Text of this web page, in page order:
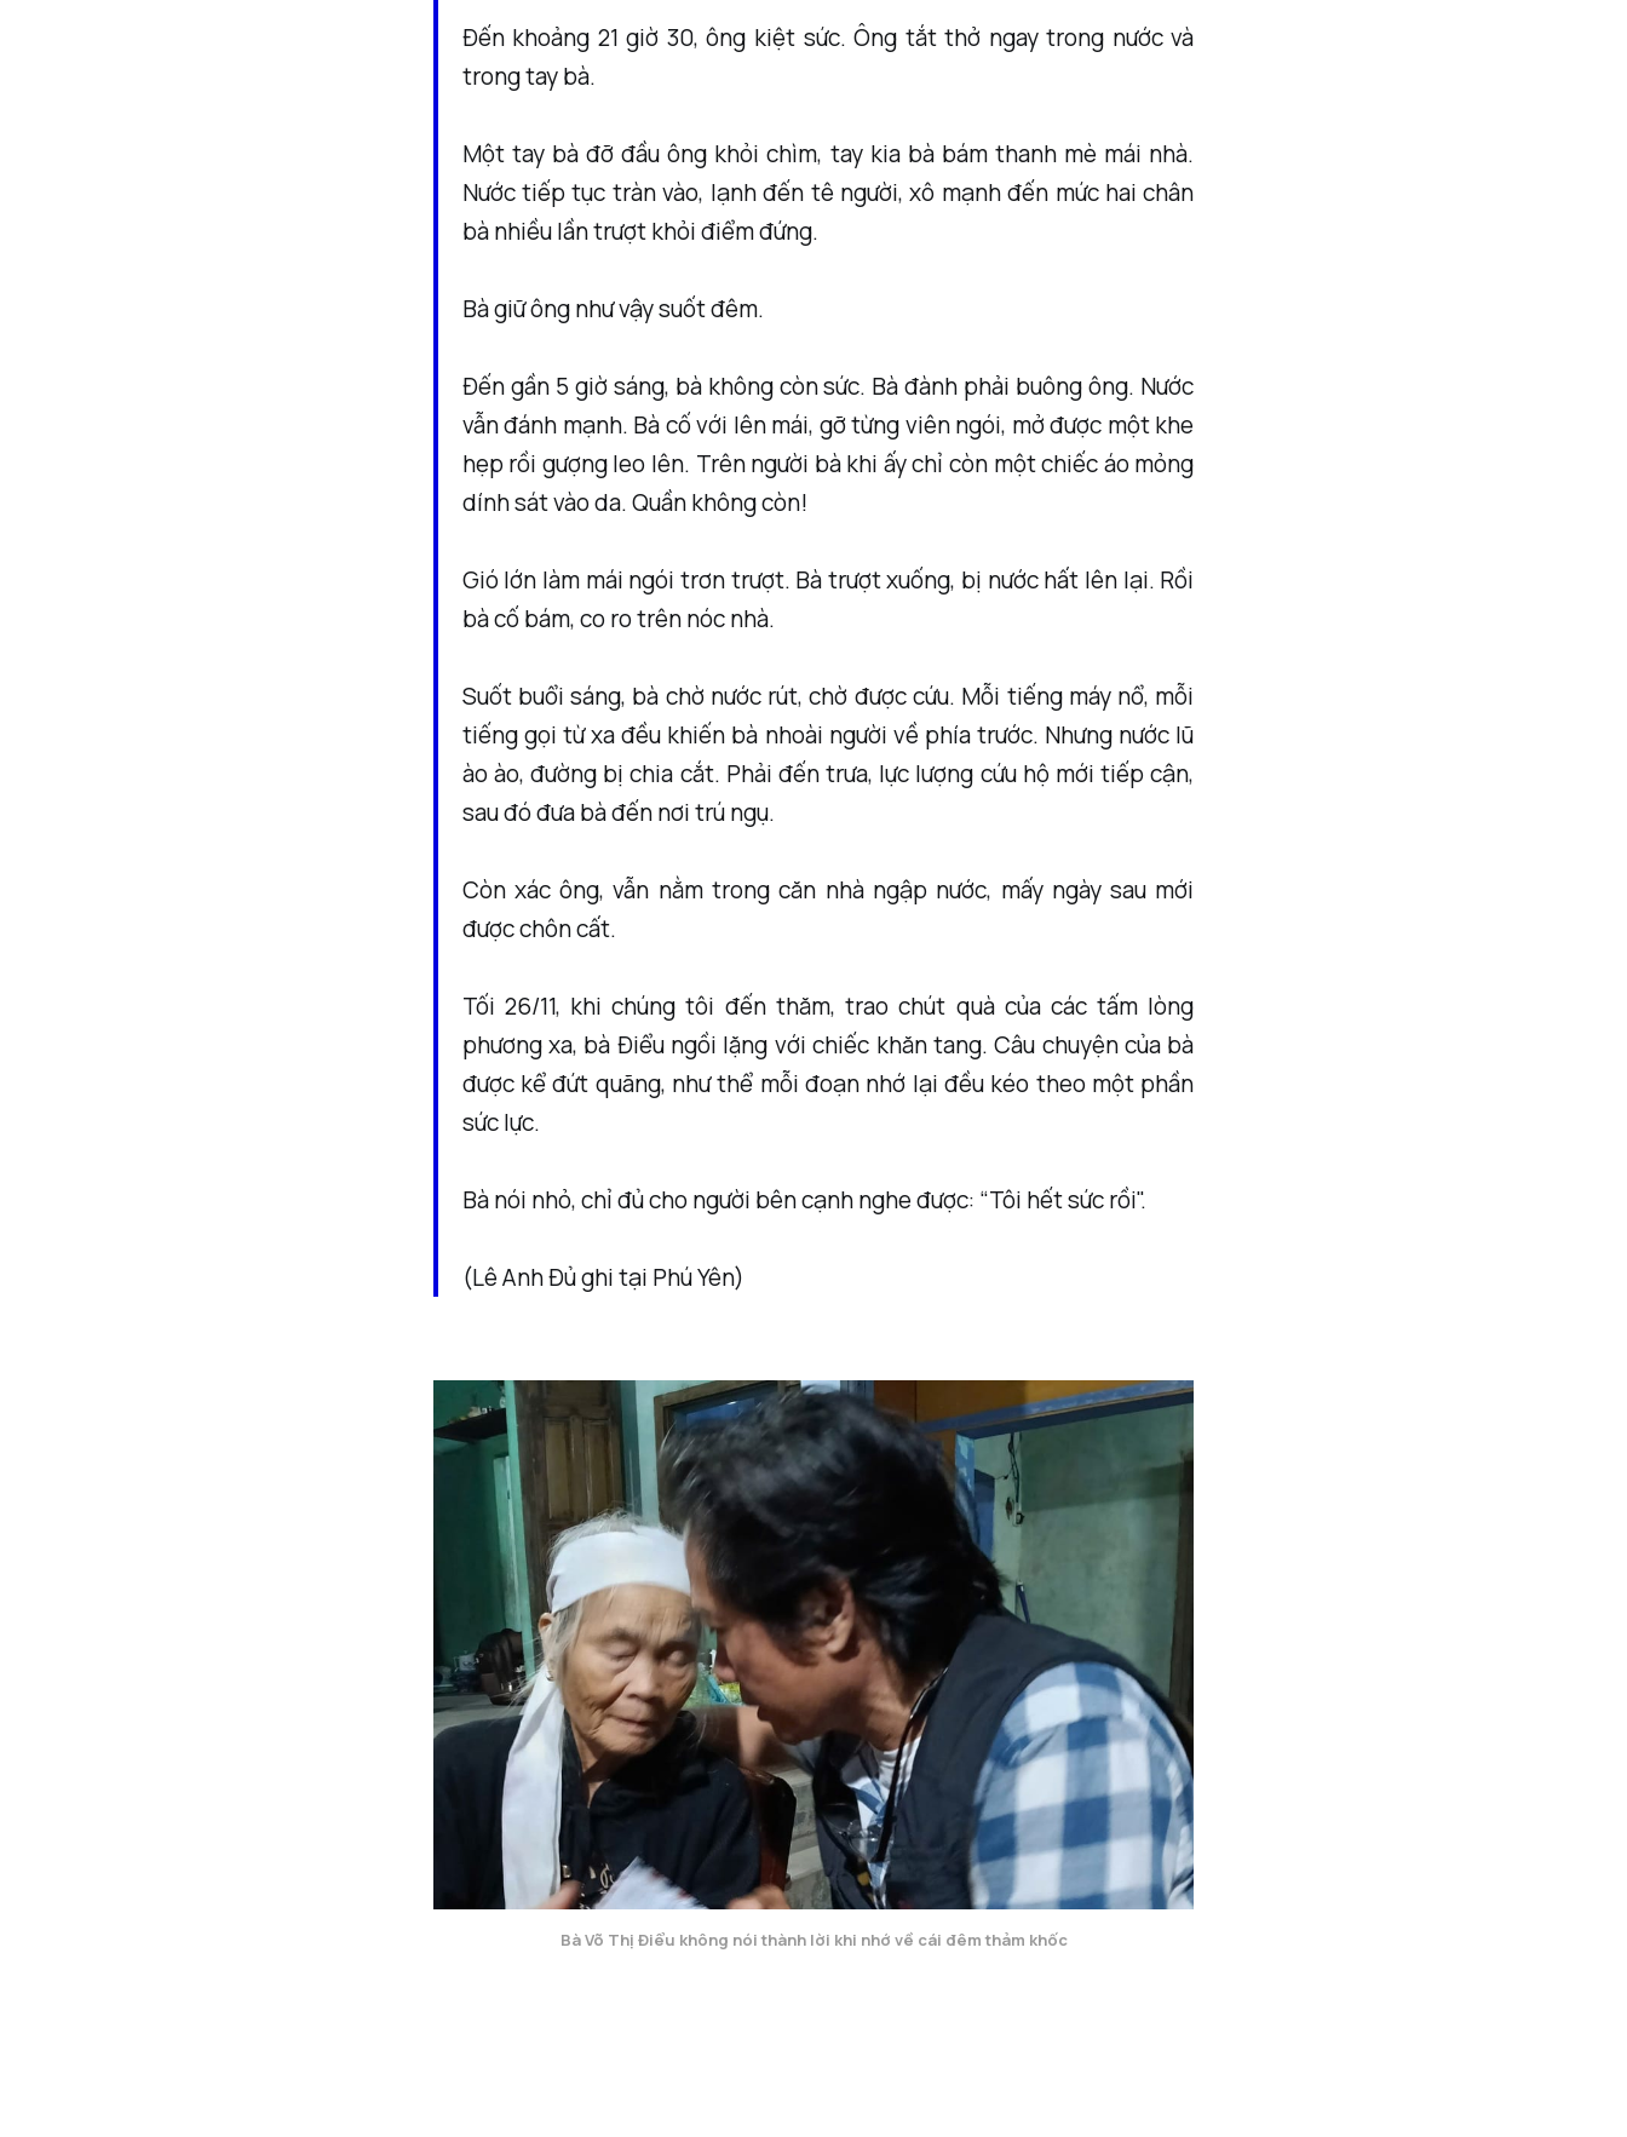
Đến khoảng 21 giờ 30, ông kiệt sức. Ông tắt thở ngay trong nước và
trong tay bà.
Một tay bà đỡ đầu ông khỏi chìm, tay kia bà bám thanh mè mái nhà.
Nước tiếp tục tràn vào, lạnh đến tê người, xô mạnh đến mức hai chân
bà nhiều lần trượt khỏi điểm đứng.
Bà giữ ông như vậy suốt đêm.
Đến gần 5 giờ sáng, bà không còn sức. Bà đành phải buông ông. Nước
vẫn đánh mạnh. Bà cố với lên mái, gỡ từng viên ngói, mở được một khe
hẹp rồi gượng leo lên. Trên người bà khi ấy chỉ còn một chiếc áo mỏng
dính sát vào da. Quần không còn!
Gió lớn làm mái ngói trơn trượt. Bà trượt xuống, bị nước hất lên lại. Rồi
bà cố bám, co ro trên nóc nhà.
Suốt buổi sáng, bà chờ nước rút, chờ được cứu. Mỗi tiếng máy nổ, mỗi
tiếng gọi từ xa đều khiến bà nhoài người về phía trước. Nhưng nước lũ
ào ào, đường bị chia cắt. Phải đến trưa, lực lượng cứu hộ mới tiếp cận,
sau đó đưa bà đến nơi trú ngụ.
Còn xác ông, vẫn nằm trong căn nhà ngập nước, mấy ngày sau mới
được chôn cất.
Tối 26/11, khi chúng tôi đến thăm, trao chút quà của các tấm lòng
phương xa, bà Điểu ngồi lặng với chiếc khăn tang. Câu chuyện của bà
được kể đứt quãng, như thể mỗi đoạn nhớ lại đều kéo theo một phần
sức lực.
Bà nói nhỏ, chỉ đủ cho người bên cạnh nghe được: “Tôi hết sức rồi".
(Lê Anh Đủ ghi tại Phú Yên)
Bà Võ Thị Điểu không nói thành lời khi nhớ về cái đêm thảm khốc